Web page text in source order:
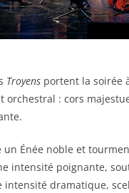
Troyens portent la soirée
orchestral : cors
un Énée noble et
intensité poignante,
intensité dramatique,